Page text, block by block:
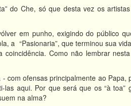
do Che, só que desta vez os
em punho, exigindo do público
a “Pasionaria”, que terminou sua
Como não lembrar
com ofensas principalmente ao
aqui. Por que será que os “à
na alma?